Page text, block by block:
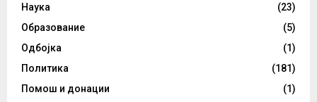
Наука
(23)
Образование
(5)
Одбојка
(1)
Политика
(181)
Помош и донации
(1)